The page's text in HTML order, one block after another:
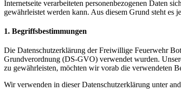
Internetseite verarbeiteten personenbezogenen Daten
gewährleistet werden kann. Aus diesem Grund steht es
1. Begriffsbestimmungen
Die Datenschutzerklärung der Freiwillige Feuerwehr
Grundverordnung (DS-GVO) verwendet wurden.
zu gewährleisten, möchten wir vorab die verwendeten
Wir verwenden in dieser Datenschutzerklärung unter